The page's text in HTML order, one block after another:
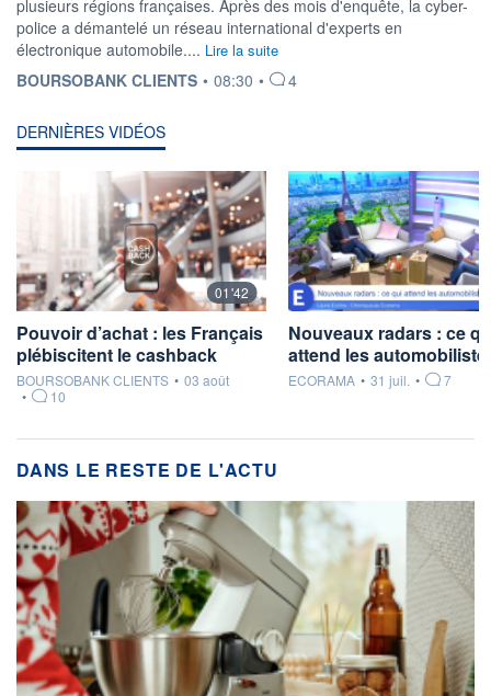
plusieurs régions françaises. Après des mois d'enquête, la cyber-
police a démantelé un réseau international d'experts en
électronique automobile.... Lire la suite
INFORMATION FOURNIE PAR
BOURSOBANK CLIENTS • 08:30 • 4
DERNIÈRES VIDÉOS
01'42
Pouvoir d’achat : les Français
plébiscitent le cashback
information fournie par
BOURSOBANK CLIENTS • 03 août
•
10
Nouveaux radars : ce
attend les
information fournie par
ECORAMA • 31 juil. • 7
DANS LE RESTE DE L'ACTU